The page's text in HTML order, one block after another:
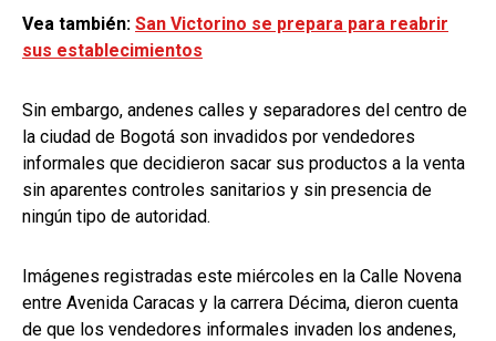
Vea también: San Victorino se prepara para reabrir
sus establecimientos
Sin embargo, andenes calles y separadores del centro de
la ciudad de Bogotá son invadidos por vendedores
informales que decidieron sacar sus productos a la venta
sin aparentes controles sanitarios y sin presencia de
ningún tipo de autoridad.
Imágenes registradas este miércoles en la Calle Novena
entre Avenida Caracas y la carrera Décima, dieron cuenta
de que los vendedores informales invaden los andenes,